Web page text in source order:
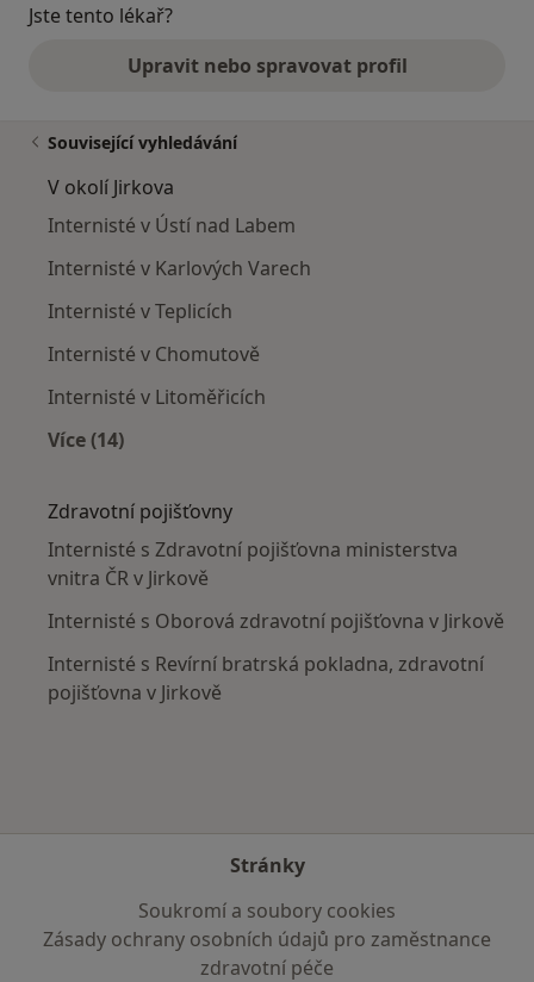
Jste tento lékař?
Upravit nebo spravovat profil
Související vyhledávání
V okolí Jirkova
Internisté v Ústí nad Labem
Internisté v Karlových Varech
Internisté v Teplicích
Internisté v Chomutově
Internisté v Litoměřicích
Více (14)
Zdravotní pojišťovny
Internisté s Zdravotní pojišťovna ministerstva
vnitra ČR v Jirkově
Internisté s Oborová zdravotní pojišťovna v Jirkově
Internisté s Revírní bratrská pokladna, zdravotní
pojišťovna v Jirkově
Stránky
Soukromí a soubory cookies
Zásady ochrany osobních údajů pro zaměstnance
zdravotní péče